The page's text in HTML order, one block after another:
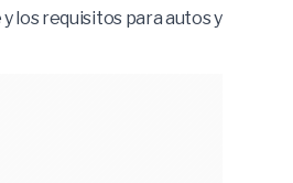
los requisitos para autos y